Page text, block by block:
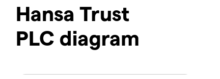
Hansa Trust
PLC diagram